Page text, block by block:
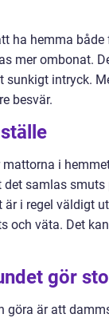
ha hemma
mer ombonat.
sunkigt intryck.
besvär.
i
samlas
är i regel väldigt
och väta. Det
gör
göra är att